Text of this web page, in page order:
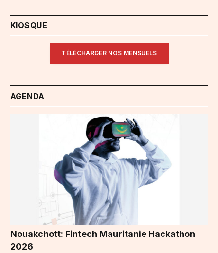
KIOSQUE
TÉLÉCHARGER NOS MENSUELS
AGENDA
Nouakchott: Fintech Mauritanie Hackathon
2026